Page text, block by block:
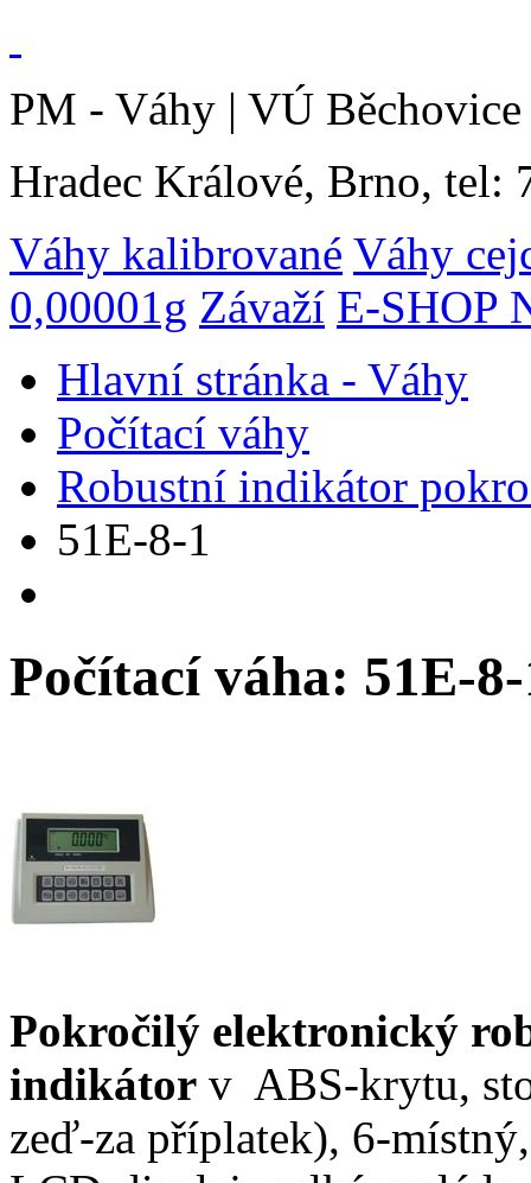
PM - Váhy | VÚ Běchovice
Hradec Králové, Brno, tel:
Váhy kalibrované Váhy
0,00001g Závaží E-SHOP
Hlavní stránka - Váhy
Počítací váhy
Robustní indikátor
51E-8-1
Počítací váha: 51E-
Pokročilý elektronický
indikátor v ABS-krytu,
zeď-za příplatek), 6-